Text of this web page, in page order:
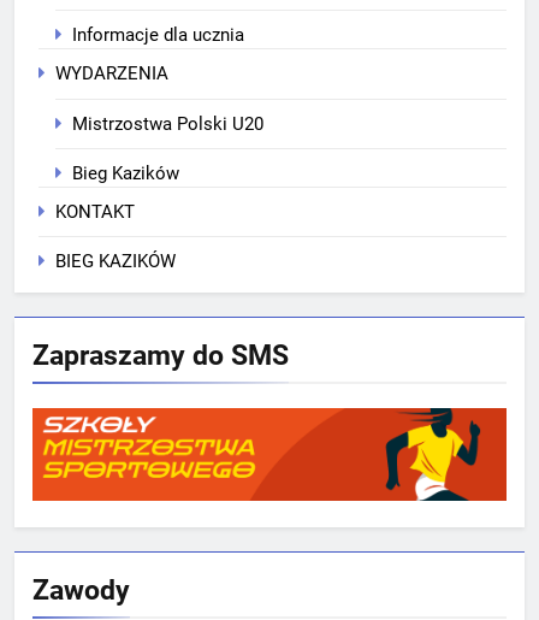
Informacje dla ucznia
WYDARZENIA
Mistrzostwa Polski U20
Bieg Kazików
KONTAKT
BIEG KAZIKÓW
Zapraszamy do SMS
Zawody